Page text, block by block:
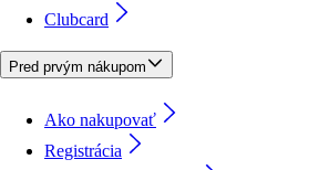
Clubcard
Pred prvým nákupom
Ako nakupovať
Registrácia